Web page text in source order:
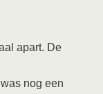
apart. De
nog een